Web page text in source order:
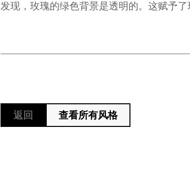
发现，玫瑰的绿色背景是透明的。这赋予了
返回 查看所有风格